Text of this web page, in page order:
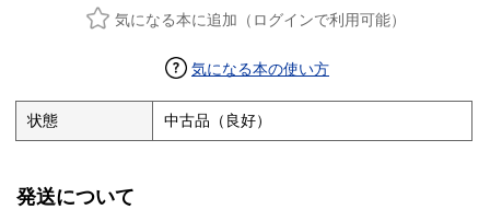
気になる本に追加（ログインで利用可能）
気になる本の使い方
状態 中古品（良好）
発送について